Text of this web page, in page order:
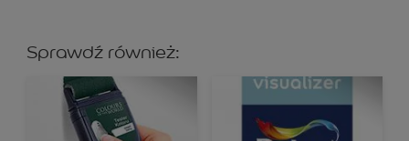
Sprawdź również: